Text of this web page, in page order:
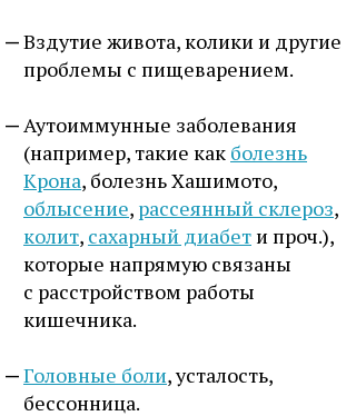
Вздутие живота, колики и другие
проблемы с пищеварением.
Аутоиммунные заболевания
(например, такие как болезнь
Крона, болезнь Хашимото,
облысение, рассеянный склероз,
колит, сахарный диабети проч.),
которые напрямую связаны
с расстройством работы
кишечника.
Головные боли, усталость,
бессонница.